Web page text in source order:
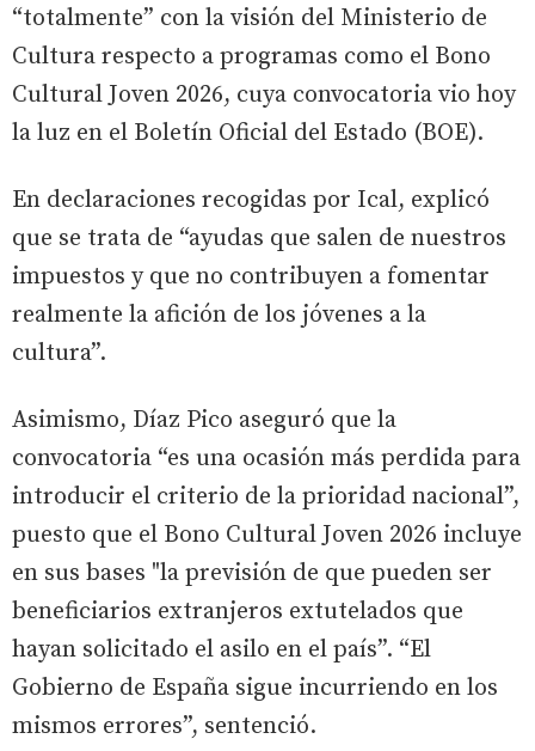
“totalmente” con la visión del Ministerio de
Cultura respecto a programas como el Bono
Cultural Joven 2026, cuya convocatoria vio hoy
la luz en el Boletín Oficial del Estado (BOE).
En declaraciones recogidas por Ical, explicó
que se trata de “ayudas que salen de nuestros
impuestos y que no contribuyen a fomentar
realmente la afición de los jóvenes a la
cultura”.
Asimismo, Díaz Pico aseguró que la
convocatoria “es una ocasión más perdida para
introducir el criterio de la prioridad nacional”,
puesto que el Bono Cultural Joven 2026 incluye
en sus bases "la previsión de que pueden ser
beneficiarios extranjeros extutelados que
hayan solicitado el asilo en el país”. “El
Gobierno de España sigue incurriendo en los
mismos errores”, sentenció.